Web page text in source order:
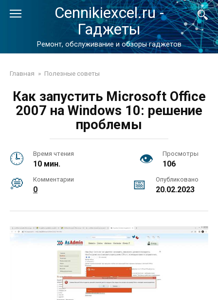
Cennikiexcel.ru -
Гаджеты
Ремонт, обслуживание и обзоры гаджетов
Главная » Полезные советы
Как запустить Microsoft Office
2007 на Windows 10: решение
проблемы
Время чтения
10 мин.
Просмотры
106
Комментарии
0
Опубликовано
20.02.2023